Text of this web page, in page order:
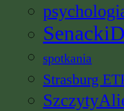
spotkania
Strasburg